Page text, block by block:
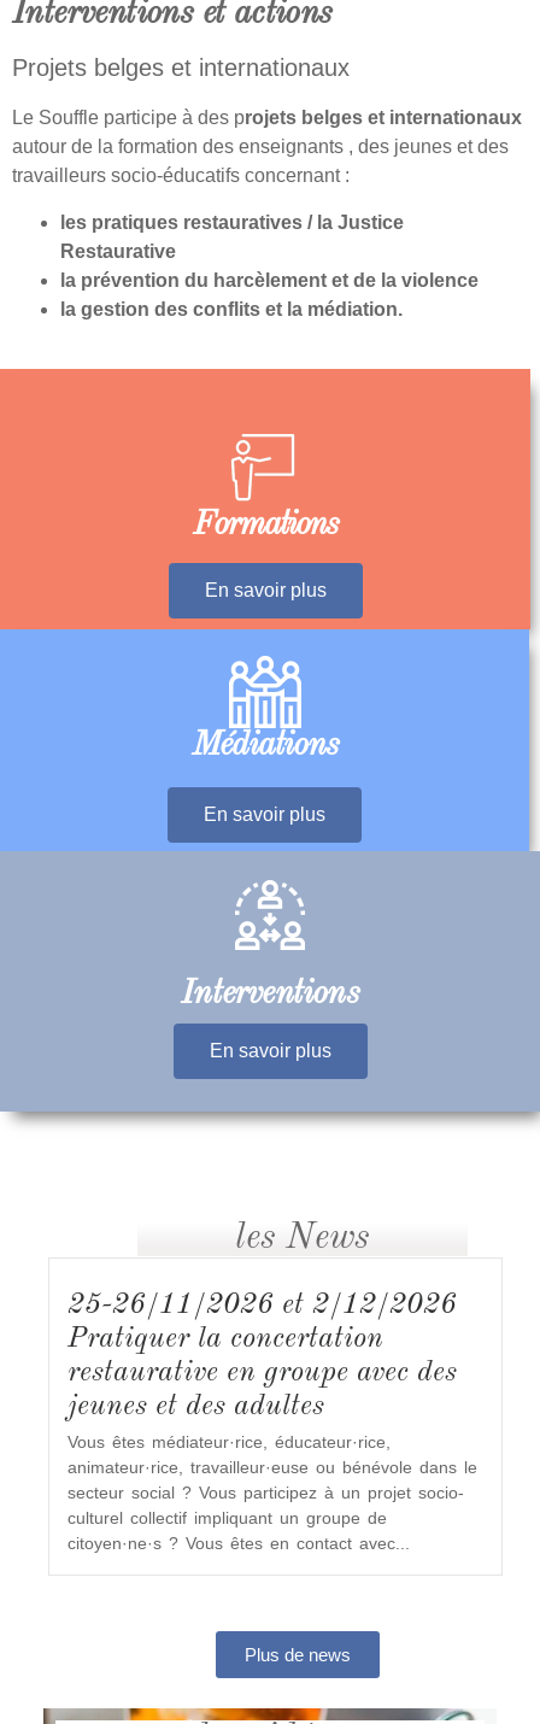
Interventions et actions
Projets belges et internationaux
Le Souffle participe à des projets belges et internationaux
autour de la formation des enseignants , des jeunes et des
travailleurs socio-éducatifs concernant :
les pratiques restauratives / la Justice
Restaurative
la prévention du harcèlement et de la violence
Formations
En savoir plus
Médiations
En savoir plus
Interventions
25-26/11/2026 et 2/12/2026
Pratiquer la concertation
restaurative en groupe avec des
jeunes et des adultes
Vous êtes médiateur·rice, éducateur·rice,
animateur·rice, travailleur·euse ou bénévole dans le
secteur social ? Vous participez à un projet socio-
culturel collectif impliquant un groupe de
citoyen·ne·s ? Vous êtes en contact avec...